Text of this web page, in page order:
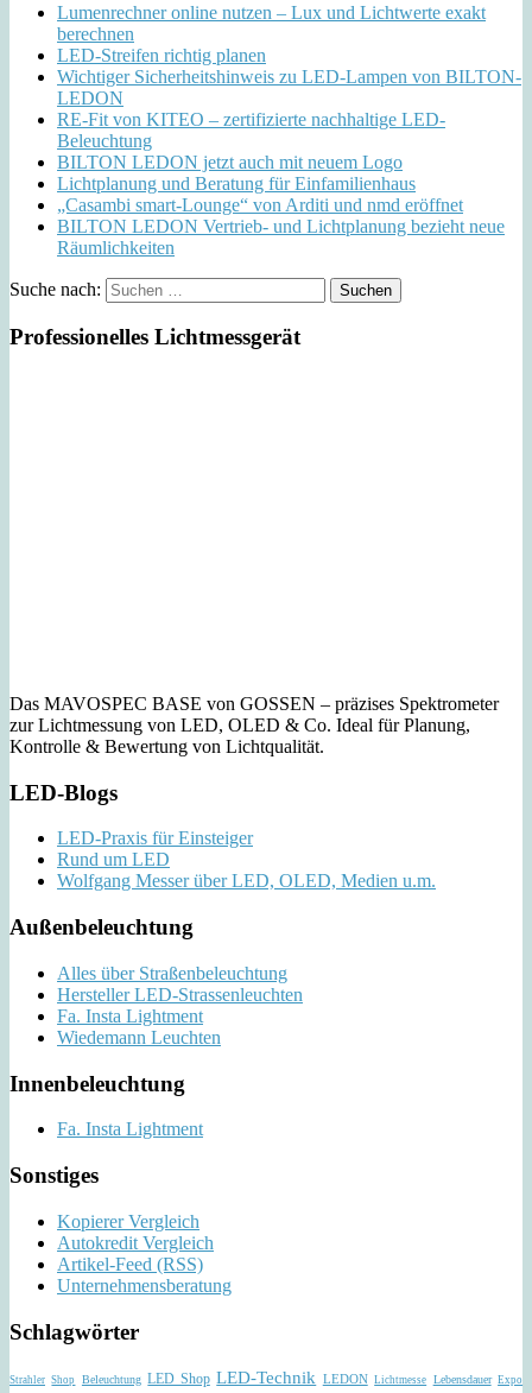
Lumenrechner online nutzen – Lux und Lichtwerte exakt
berechnen
LED-Streifen richtig planen
Wichtiger Sicherheitshinweis zu LED-Lampen von BILTON-
LEDON
RE-Fit von KITEO – zertifizierte nachhaltige LED-
Beleuchtung
BILTON LEDON jetzt auch mit neuem Logo
Lichtplanung und Beratung für Einfamilienhaus
„Casambi smart-Lounge“ von Arditi und nmd eröffnet
BILTON LEDON Vertrieb- und Lichtplanung bezieht neue
Räumlichkeiten
Suche nach:
Professionelles Lichtmessgerät
Das MAVOSPEC BASE von GOSSEN – präzises Spektrometer
zur Lichtmessung von LED, OLED & Co. Ideal für Planung,
Kontrolle & Bewertung von Lichtqualität.
LED-Blogs
LED-Praxis für Einsteiger
Rund um LED
Wolfgang Messer über LED, OLED, Medien u.m.
Außenbeleuchtung
Alles über Straßenbeleuchtung
Hersteller LED-Strassenleuchten
Fa. Insta Lightment
Wiedemann Leuchten
Innenbeleuchtung
Fa. Insta Lightment
Sonstiges
Kopierer Vergleich
Autokredit Vergleich
Artikel-Feed (RSS)
Unternehmensberatung
Schlagwörter
Strahler Shop Beleuchtung LED Shop LED-Technik LEDON Lichtmesse Lebensdauer Expo